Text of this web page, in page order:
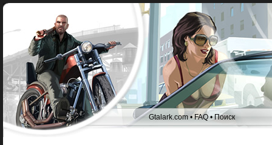
Gtalark.com •FAQ•Поиск